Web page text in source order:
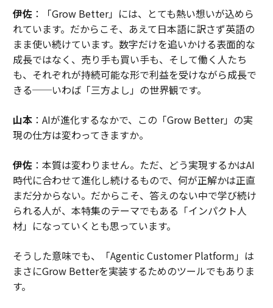
伊佐：「Grow Better」には、とても熱い想いが込めら
れています。だからこそ、あえて日本語に訳さず英語の
まま使い続けています。数字だけを追いかける表面的な
成長ではなく、売り手も買い手も、そして働く人たち
も、それぞれが持続可能な形で利益を受けながら成長で
きる──いわば「三方よし」の世界観です。
山本：AIが進化するなかで、この「Grow Better」の実
現の仕方は変わってきますか。
伊佐：本質は変わりません。ただ、どう実現するかはAI
時代に合わせて進化し続けるもので、何が正解かは正直
まだ分からない。だからこそ、答えのない中で学び続け
られる人が、本特集のテーマでもある「インパクト人
材」になっていくとも思っています。
そうした意味でも、「Agentic Customer Platform」は
まさにGrow Betterを実装するためのツールでもありま
す。